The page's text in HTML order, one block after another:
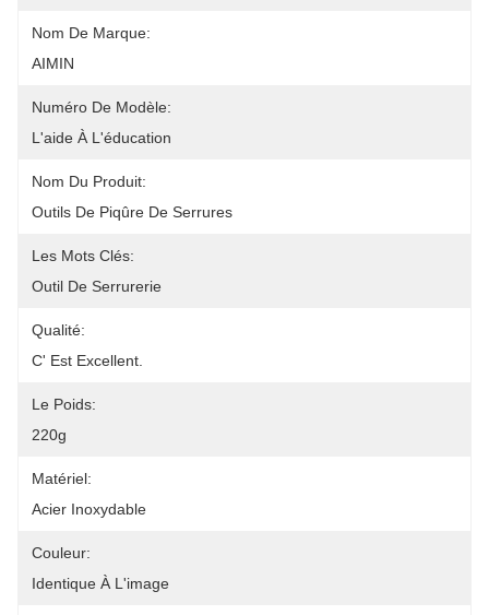
Nom De Marque:
AIMIN
Numéro De Modèle:
L'aide À L'éducation
Nom Du Produit:
Outils De Piqûre De Serrures
Les Mots Clés:
Outil De Serrurerie
Qualité:
C' Est Excellent.
Le Poids:
220g
Matériel:
Acier Inoxydable
Couleur:
Identique À L'image